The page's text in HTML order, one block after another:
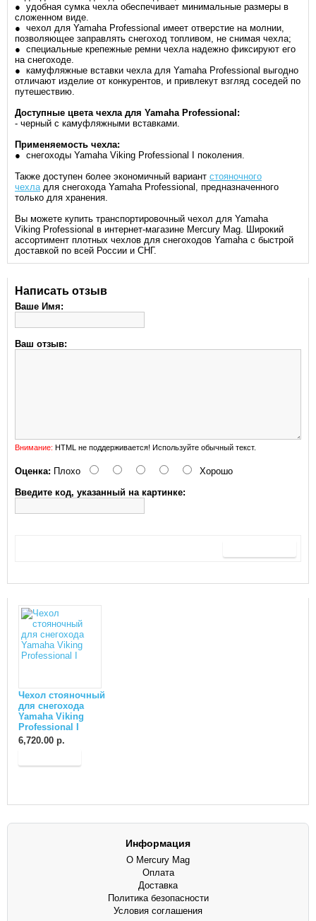
● удобная сумка чехла обеспечивает минимальные размеры в
сложенном виде.
● чехол для Yamaha Professional имеет отверстие на молнии,
позволяющее заправлять снегоход топливом, не снимая чехла;
● специальные крепежные ремни чехла надежно фиксируют его
на снегоходе.
● камуфляжные вставки чехла для Yamaha Professional выгодно
отличают изделие от конкурентов, и привлекут взгляд соседей по
путешествию.
Доступные цвета чехла для Yamaha Professional :
- черный с камуфляжными вставками.
Применяемость чехла:
● снегоходы Yamaha Viking Professional I поколения.
Также доступен более экономичный вариант стояночного
чехладля снегохода Yamaha Professional , предназначенного
только для хранения.
Вы можете купить транспортировочный чехол для Yamaha
Viking Professional в интернет-магазине Mercury Mag. Широкий
ассортимент плотных чехлов для снегоходов Yamaha с быстрой
доставкой по всей России и СНГ.
Написать отзыв
Ваше Имя:
Ваш отзыв:
Внимание: HTML не поддерживается! Используйте обычный текст.
Оценка: Плохо
Хорошо
Введите код, указанный на картинке:
Чехол стояночный
для снегохода
Yamaha Viking
Professional I
6,720.00 р.
Информация
О Mercury Mag
Оплата
Доставка
Политика безопасности
Условия соглашения